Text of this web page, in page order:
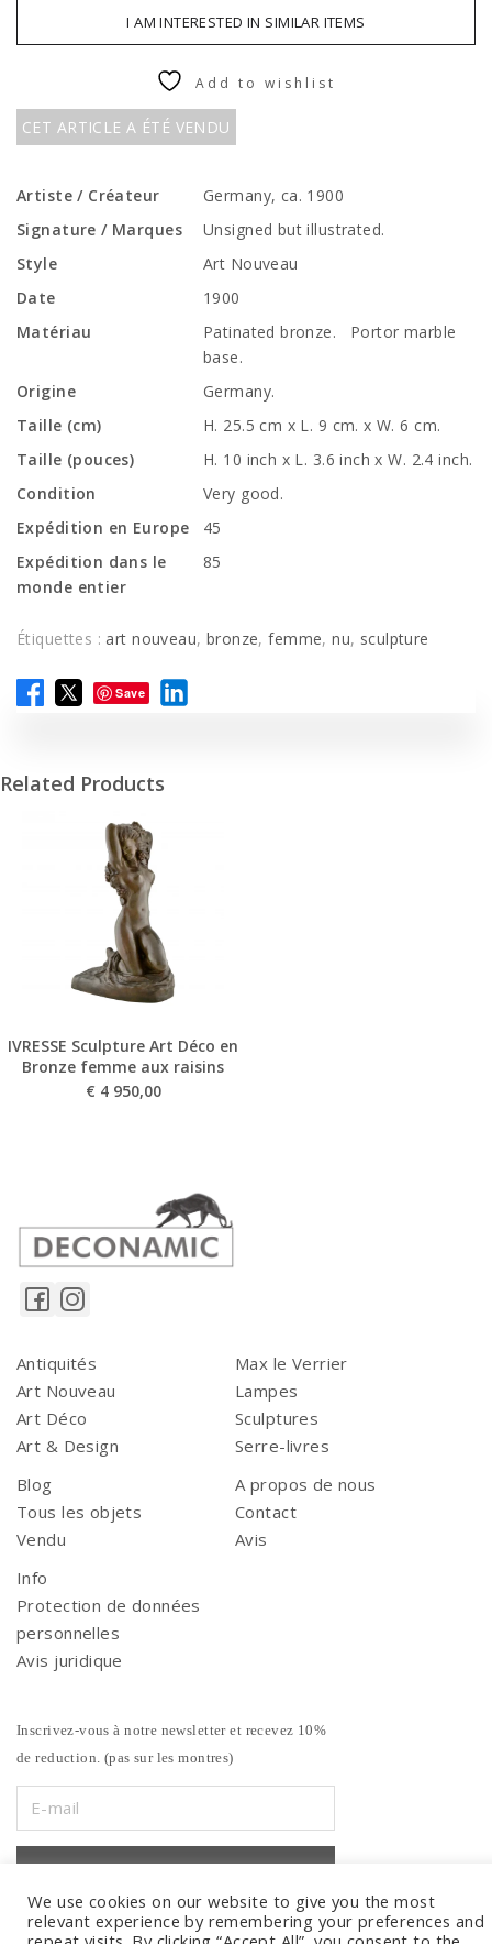
I AM INTERESTED IN SIMILAR ITEMS
CET ARTICLE A ÉTÉ VENDU
Add to wishlist
Artiste / Créateur
Germany, ca. 1900
Signature / Marques
Unsigned but illustrated.
Style
Art Nouveau
Date
1900
Matériau
Patinated bronze. Portor marble
base.
Origine
Germany.
Taille (cm)
H. 25.5 cm x L. 9 cm. x W. 6 cm.
Taille (pouces)
H. 10 inch x L. 3.6 inch x W. 2.4 inch.
Condition
Very good.
Expédition en Europe
45
Expédition dans le
monde entier
85
Étiquettes : art nouveau, bronze,femme,nu, sculpture
Save
Related Products
IVRESSE Sculpture Art Déco en
Bronze femme aux raisins
€ 4 950,00
Antiquités
Art Nouveau
Art Déco
Art & Design
Max le Verrier
Lampes
Sculptures
Serre-livres
Blog
Tous les objets
Vendu
A propos de nous
Contact
Avis
Info
Protection de données
personnelles
Avis juridique
Inscrivez-vous à notre newsletter et recevez 10%
de reduction. (pas sur les montres)
We use cookies on our website to give you the most
relevant experience by remembering your preferences and